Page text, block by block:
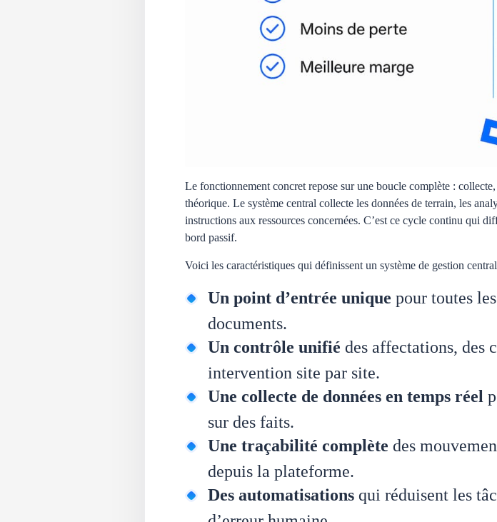
Le fonctionnement concret repose sur une boucle complète :
théorique. Le système central collecte les données de terrain, les
instructions aux ressources concernées. C’est ce cycle continu qui
bord passif.
Voici les caractéristiques qui définissent un système de gestion
Un point d’entrée unique pour toutes
documents.
Un contrôle unifié des affectations, des
intervention site par site.
Une collecte de données en temps réel
sur des faits.
Une traçabilité complète des
depuis la plateforme.
Des automatisations qui réduisent les